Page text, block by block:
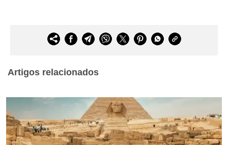
Artigos relacionados